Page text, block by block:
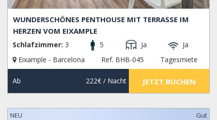
WUNDERSCHÖNES PENTHOUSE MIT TERRASSE IM
HERZEN VOM EIXAMPLE
Schlafzimmer: 3 5 Ja
Ja
Eixample - Barcelona
Ref. BHB-045 Tagesmiete
Ab 222€/ Nacht JETZT BUCHEN
NEU Gut